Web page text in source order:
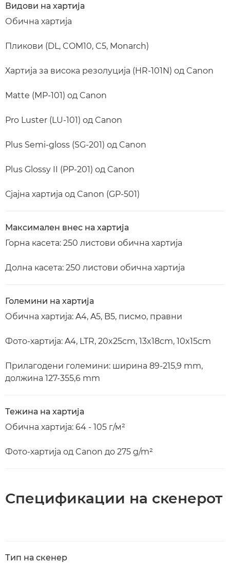
Видови на хартија
Обична хартија
Пликови (DL, COM10, C5, Monarch)
Хартија за висока резолуција (HR-101N) од Canon
Matte (MP-101) од Canon
Pro Luster (LU-101) од Canon
Plus Semi-gloss (SG-201) од Canon
Plus Glossy II (PP-201) од Canon
Сјајна хартија од Canon (GP-501)
Максимален внес на хартија
Горна касета: 250 листови обична хартија
Долна касета: 250 листови обична хартија
Големини на хартија
Обична хартија: A4, A5, B5, писмо, правни
Фото-хартија: A4, LTR, 20x25cm, 13x18cm, 10x15cm
Прилагодени големини: ширина 89-215,9 mm,
должина 127-355,6 mm
Тежина на хартија
Обична хартија: 64 - 105 г/м²
Фото-хартија од Canon до 275 g/m²
Спецификации на скенерот
Тип на скенер